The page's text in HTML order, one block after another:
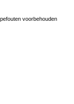
voorbehouden